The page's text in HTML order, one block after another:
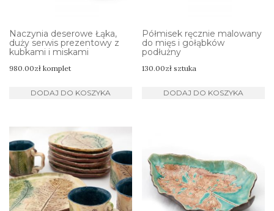
Naczynia deserowe Łąka,
duży serwis prezentowy z
kubkami i miskami
980.00zł komplet
DODAJ DO KOSZYKA
Półmisek ręcznie malowany
do mięs i gołąbków
podłużny
130.00zł sztuka
DODAJ DO KOSZYKA